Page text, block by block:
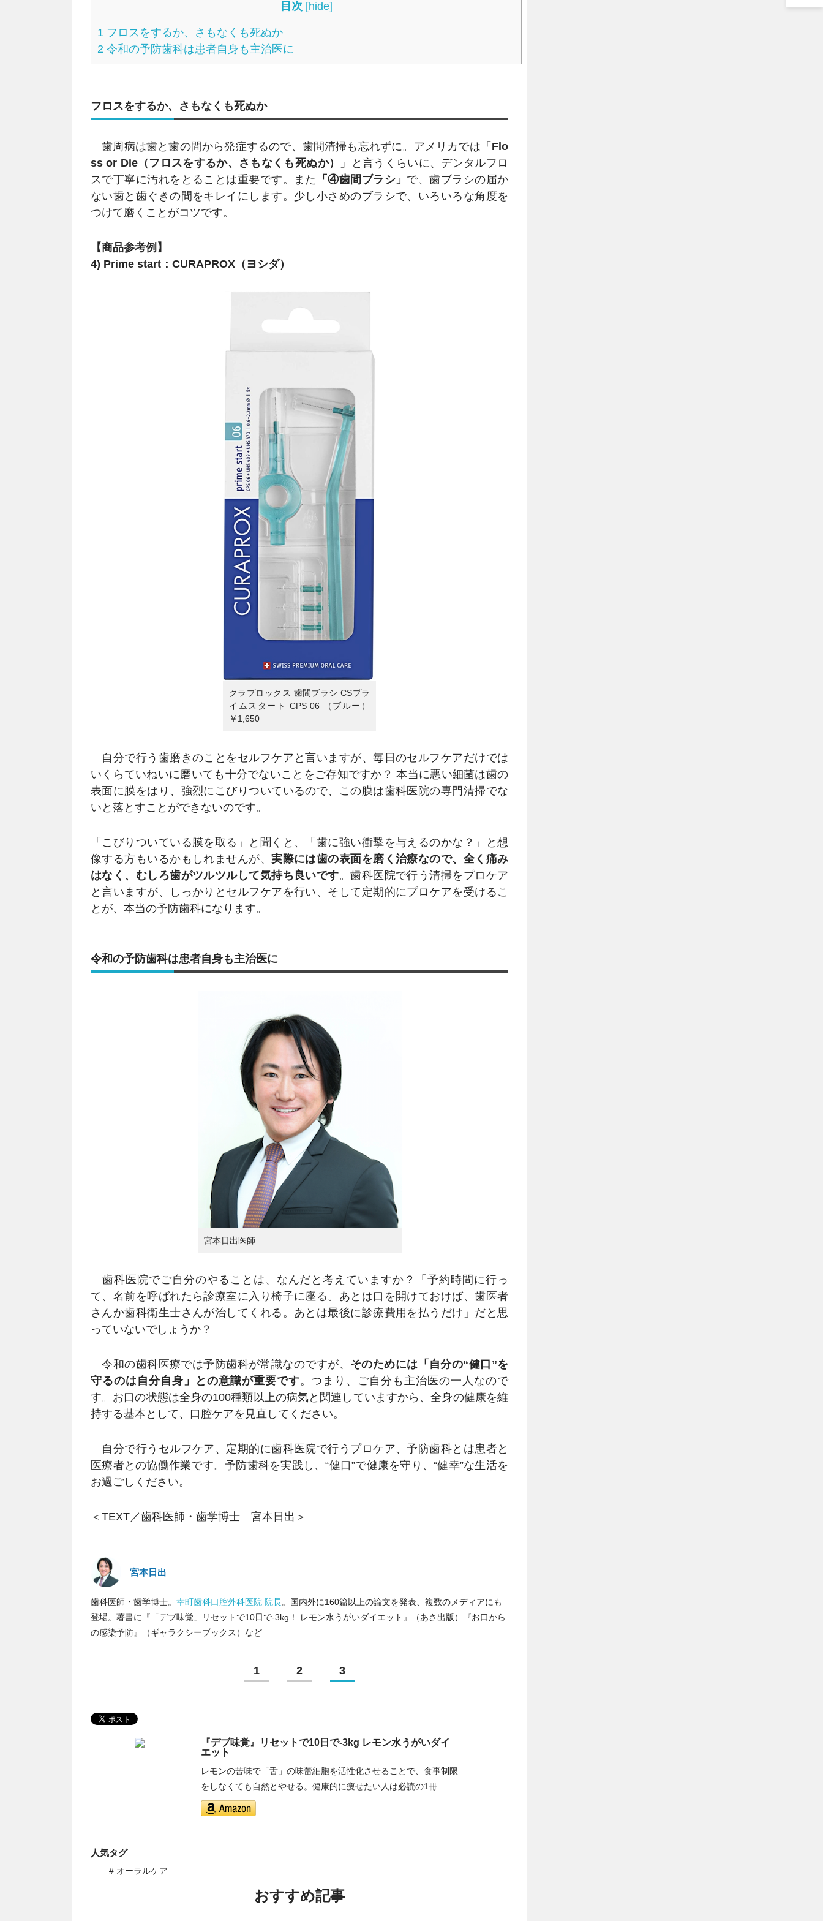
目次 [hide]
1 フロスをするか、さもなくも死ぬか
2 令和の予防歯科は患者自身も主治医に
フロスをするか、さもなくも死ぬか
歯周病は歯と歯の間から発症するので、歯間清掃も忘れずに。アメリカでは「 Flo
ss or Die（フロスをするか、さもなくも死ぬか）
」と言うくらいに、デンタルフロ
スで丁寧に汚れをとることは重要です。また
「④歯間ブラシ」 で、歯ブラシの届か
ない歯と歯ぐきの間をキレイにします。少し小さめのブラシで、いろいろな角度を
つけて磨くことがコツです。
【商品参考例】
4) Prime start：CURAPROX（ヨシダ）
クラプロックス 歯間ブラシ CSプラ
イムスタート CPS 06 （ブルー）
￥1,650
自分で行う歯磨きのことをセルフケアと言いますが、毎日のセルフケアだけでは
いくらていねいに磨いても十分でないことをご存知ですか？ 本当に悪い細菌は歯の
表面に膜をはり、強烈にこびりついているので、この膜は歯科医院の専門清掃でな
いと落とすことができないのです。
「こびりついている膜を取る」と聞くと、「歯に強い衝撃を与えるのかな？」と想
像する方もいるかもしれませんが、実際には歯の表面を磨く治療なので、全く痛み
はなく、むしろ歯がツルツルして気持ち良いです。歯科医院で行う清掃をプロケア
と言いますが、しっかりとセルフケアを行い、そして定期的にプロケアを受けるこ
とが、本当の予防歯科になります。
令和の予防歯科は患者自身も主治医に
宮本日出医師
歯科医院でご自分のやることは、なんだと考えていますか？「予約時間に行っ
て、名前を呼ばれたら診療室に入り椅子に座る。あとは口を開けておけば、歯医者
さんか歯科衛生士さんが治してくれる。あとは最後に診療費用を払うだけ」だと思
っていないでしょうか？
令和の歯科医療では予防歯科が常識なのですが、 そのためには「自分の“健口”を
守るのは自分自身」との意識が重要です。つまり、ご自分も主治医の一人なので
す。お口の状態は全身の100種類以上の病気と関連していますから、全身の健康を維
持する基本として、口腔ケアを見直してください。
自分で行うセルフケア、定期的に歯科医院で行うプロケア、予防歯科とは患者と
医療者との協働作業です。予防歯科を実践し、“健口”で健康を守り、“健幸”な生活を
お過ごしください。
＜TEXT／歯科医師・歯学博士 宮本日出＞
宮本日出
歯科医師・歯学博士。 幸町歯科口腔外科医院 院長。国内外に160篇以上の論文を発表、複数のメディアにも
登場。著書に『「デブ味覚」リセットで10日で-3kg！ レモン水うがいダイエット』（あさ出版）『お口から
の感染予防』（ギャラクシーブックス）など
1 2 3
『デブ味覚』リセットで10日で-3kg レモン水うがいダイ
エット
レモンの苦味で「舌」の味蕾細胞を活性化させることで、食事制限
をしなくても自然とやせる。健康的に痩せたい人は必読の1冊
人気タグ
# オーラルケア
おすすめ記事